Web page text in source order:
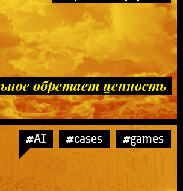
обретает ценность
#AI #cases #games